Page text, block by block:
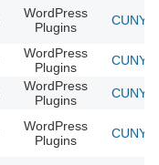
WordPress
Plugins
CUNY
WordPress
Plugins
CUNY
WordPress
Plugins
CUNY
WordPress
Plugins
CUNY